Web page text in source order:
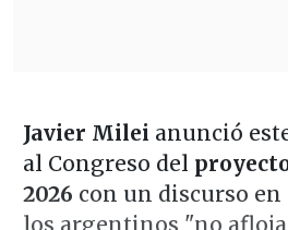
Javier Milei anunció
al Congreso del
2026 con un discurso
los argentinos "no